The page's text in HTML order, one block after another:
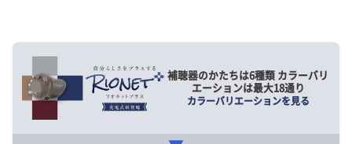
補聴器のかたちは6種類 カラーバリ
エーションは最大18通り
カラーバリエーションを見る